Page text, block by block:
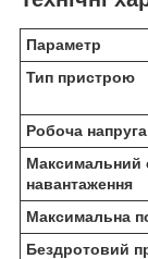
Параметр
Тип пристрою
Робоча
Максимальний
навантаження
Максимальна
Бездротовий